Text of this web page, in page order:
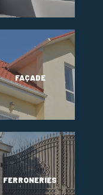
FAÇADE
FERRONERIES